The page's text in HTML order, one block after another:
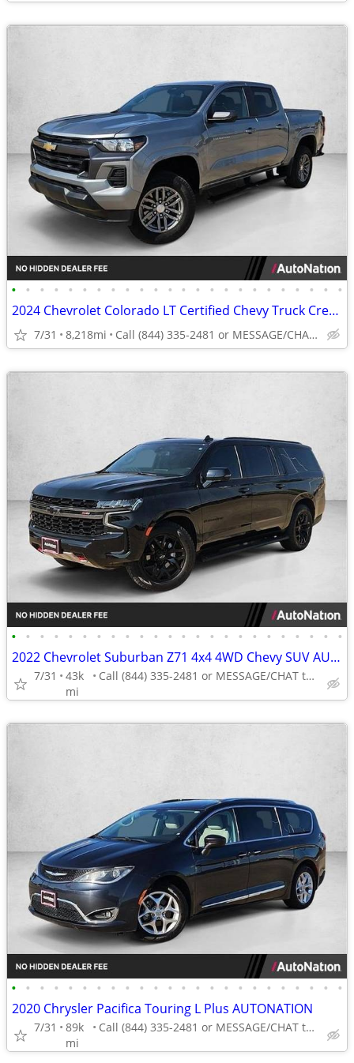
• • • • • • • • • • • • • • • • • • • • • • • •
2024 Chevrolet Colorado LT Certified Chevy Truck Crew cab AUTONATION
7/31 8,218mi Call (844) 335-2481 or MESSAGE/CHAT to confirm availability
• • • • • • • • • • • • • • • • • • • • • • • •
2022 Chevrolet Suburban Z71 4x4 4WD Chevy SUV AUTONATION
7/31
43k
mi
Call (844) 335-2481 or MESSAGE/CHAT to confirm availability
• • • • • • • • • • • • • • • • • • • • • • • •
2020 Chrysler Pacifica Touring L Plus AUTONATION
7/31
89k
mi
Call (844) 335-2481 or MESSAGE/CHAT to confirm availability